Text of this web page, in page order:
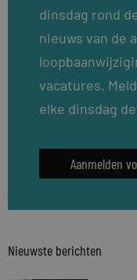
dinsdag rond
nieuws van de
vacatures.
elke dinsdag
Aanmelden
Nieuwste berichten